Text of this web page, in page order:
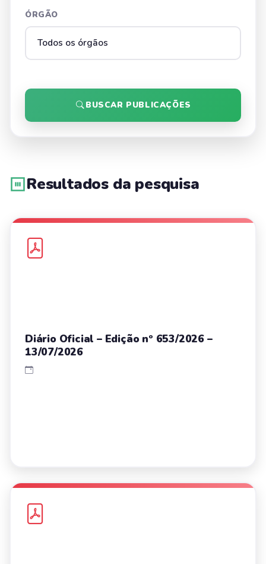
ÓRGÃO
BUSCAR PUBLICAÇÕES
Resultados da pesquisa
Diário Oficial – Edição nº 653/2026 –
13/07/2026